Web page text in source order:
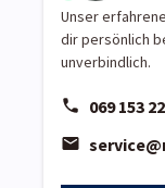
Unser
dir persönlich
unverbindlich.
069 153